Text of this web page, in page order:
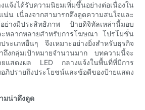
แจ้งได้รับความนิยมเพิ่มขึ้นอย่างต่อเนื่องใน
น เนื่องจากสามารถดึงดูดความสนใจและ
ย่างมีประสิทธิภาพ ป้ายดิจิทัลเหล่านี้มอบ
หลากหลายสำหรับการโฆษณา โปรโมชั่น
ะเภทอื่นๆ จึงเหมาะอย่างยิ่งสำหรับธุรกิจ
ถึงกลุ่มเป้าหมายจำนวนมาก บทความนี้จะ
ยแสดงผล LED กลางแจ้งในพื้นที่ที่มีการ
ปรายถึงประโยชน์และข้อดีของป้ายแสดง
มน่าดึงดูด